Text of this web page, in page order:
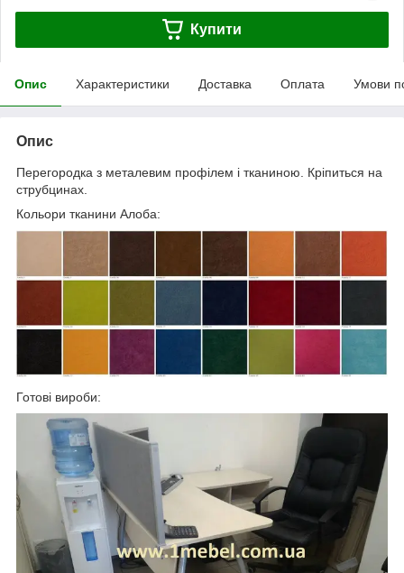
Купити
Опис Характеристики Доставка Оплата Умови
Опис
Перегородка з металевим профілем і тканиною. Кріпиться на
струбцинах.
Кольори тканини Алоба:
Готові вироби: